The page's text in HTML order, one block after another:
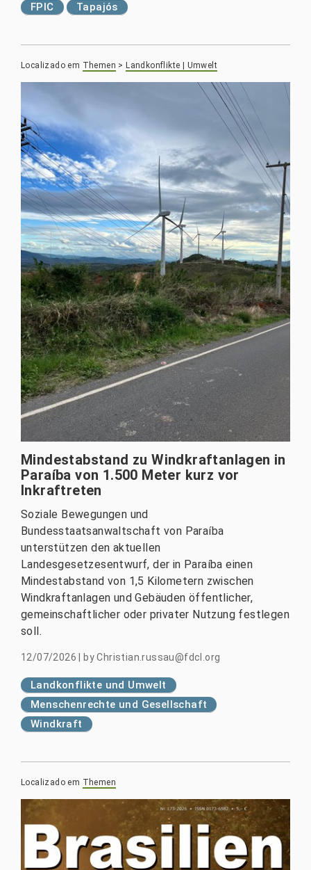
FPIC
Tapajós
Localizado em Themen > Landkonflikte | Umwelt
Mindestabstand zu Windkraftanlagen in
Paraíba von 1.500 Meter kurz vor
Inkraftreten
Soziale Bewegungen und
Bundesstaatsanwaltschaft von Paraíba
unterstützen den aktuellen
Landesgesetzesentwurf, der in Paraíba einen
Mindestabstand von 1,5 Kilometern zwischen
Windkraftanlagen und Gebäuden öffentlicher,
gemeinschaftlicher oder privater Nutzung festlegen
soll.
12/07/2026 byChristian.russau@fdcl.org
Landkonflikte und Umwelt
Menschenrechte und Gesellschaft
Windkraft
Localizado em Themen